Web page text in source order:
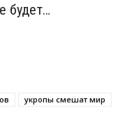
будет…
укропы смешат мир